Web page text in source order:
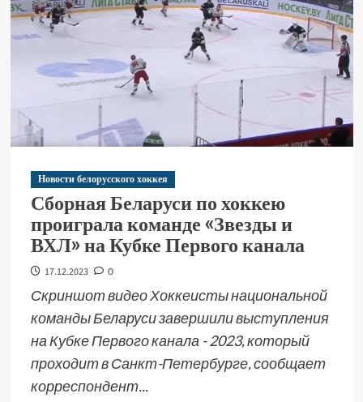
Новости белорусского хоккея
Сборная Беларуси по хоккею
проиграла команде «Звезды и
ВХЛ» на Кубке Первого канала
17.12.2023 0
Скриншот видео Хоккеисты национальной
команды Беларуси завершили выступления
на Кубке Первого канала - 2023, который
проходит в Санкт-Петербурге, сообщает
корреспондент...